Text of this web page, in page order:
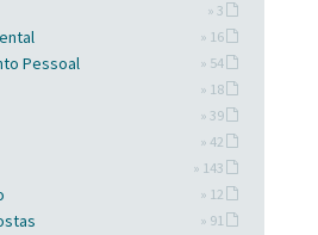
» 3
» 16
Pessoal » 54
» 18
» 39
» 42
» 143
» 12
» 91